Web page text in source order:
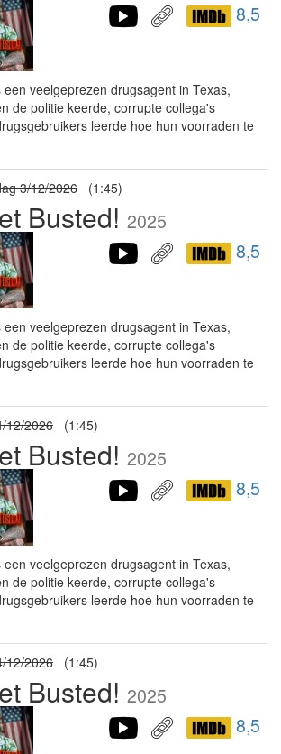
8,5
veelgeprezen drugsagent in Texas,
de politie keerde, corrupte collega's
leerde hoe hun voorraden te
3/12/2026 (1:45)
Busted! 2025
8,5
veelgeprezen drugsagent in Texas,
de politie keerde, corrupte collega's
leerde hoe hun voorraden te
12/2026 (1:45)
Busted! 2025
8,5
veelgeprezen drugsagent in Texas,
de politie keerde, corrupte collega's
leerde hoe hun voorraden te
12/2026 (1:45)
Busted! 2025
8,5